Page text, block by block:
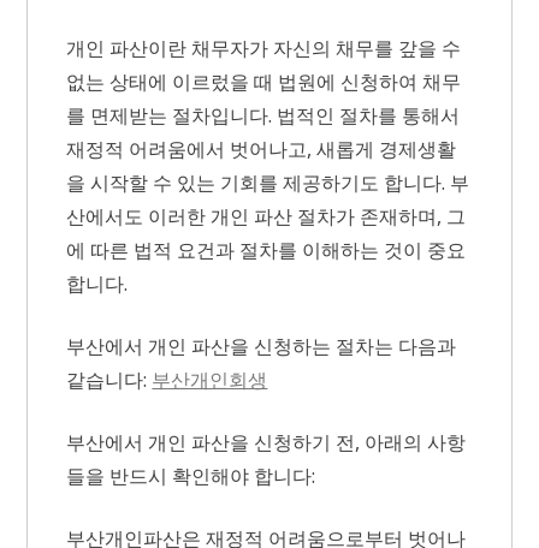
개인 파산이란 채무자가 자신의 채무를 갚을 수
없는 상태에 이르렀을 때 법원에 신청하여 채무
를 면제받는 절차입니다. 법적인 절차를 통해서
재정적 어려움에서 벗어나고, 새롭게 경제생활
을 시작할 수 있는 기회를 제공하기도 합니다. 부
산에서도 이러한 개인 파산 절차가 존재하며, 그
에 따른 법적 요건과 절차를 이해하는 것이 중요
합니다.
부산에서 개인 파산을 신청하는 절차는 다음과
같습니다: 부산개인회생
부산에서 개인 파산을 신청하기 전, 아래의 사항
들을 반드시 확인해야 합니다:
부산개인파산은 재정적 어려움으로부터 벗어나